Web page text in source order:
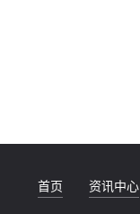
首页 资讯中心